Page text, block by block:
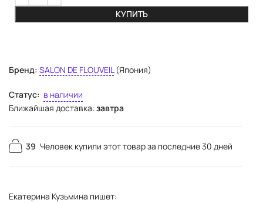
Бренд: SALON DE FLOUVEIL(Япония)
Статус: в наличии
Ближайшая доставка: завтра
39 Человек купили этот товар за последние 30 дней
Екатерина Кузьмина пишет:
КУПИТЬ